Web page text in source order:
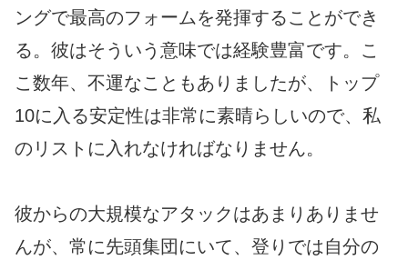
ングで最高のフォームを発揮することができ
る。彼はそういう意味では経験豊富です。こ
こ数年、不運なこともありましたが、トップ
10に入る安定性は非常に素晴らしいので、私
のリストに入れなければなりません。
彼からの大規模なアタックはあまりありませ
んが、常に先頭集団にいて、登りでは自分の